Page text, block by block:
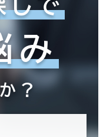
しで
み
？